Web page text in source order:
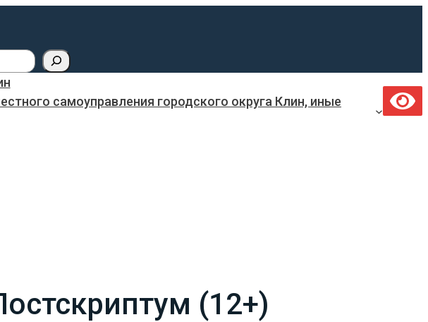
самоуправления городского округа Клин, иные
(12+)